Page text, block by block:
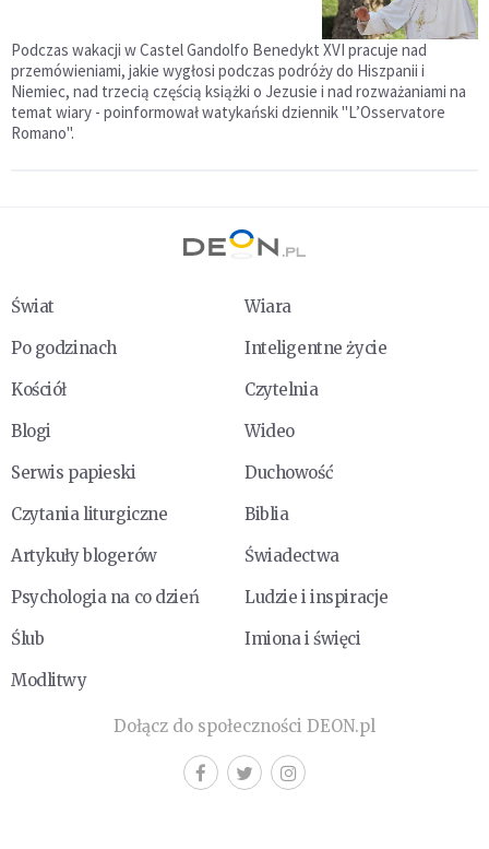
Podczas wakacji w Castel Gandolfo Benedykt XVI pracuje nad
przemówieniami, jakie wygłosi podczas podróży do Hiszpanii i
Niemiec, nad trzecią częścią książki o Jezusie i nad rozważaniami na
temat wiary - poinformował watykański dziennik "L’Osservatore
Romano".
Świat
Wiara
Po godzinach
Inteligentne życie
Kościół
Czytelnia
Blogi
Wideo
Serwis papieski
Duchowość
Czytania liturgiczne
Biblia
Artykuły blogerów
Świadectwa
Psychologia na co dzień
Ludzie i inspiracje
Ślub
Imiona i święci
Modlitwy
Dołącz do społeczności DEON.pl